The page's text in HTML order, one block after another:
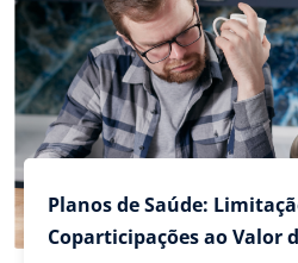
Planos de Saúde:
Coparticipações ao Valor